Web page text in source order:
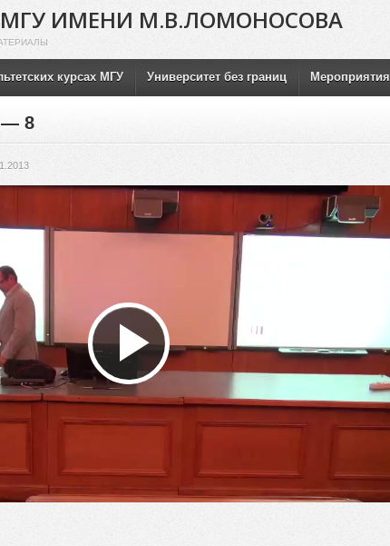
ИМЕНИ М.В.ЛОМОНОСОВА
курсах МГУ Университет без границ Мероприятия
— 8
Воспроизвести
видео